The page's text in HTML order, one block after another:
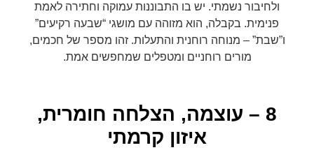
ולחיבור נשמתי. יש בו התבוננות עמוקה וחתירה לאמת
פנימית. בקבלה, הוא מזוהה עם מושגי “שבעה רקיעים”
ו”שבת” – מנוחה רוחנית והתעלות. זהו מספר של חכמים,
מורים רוחניים ומטפלים שמחפשים אמת.
8 – עוצמה, הצלחה חומרית,
איזון קרמתי